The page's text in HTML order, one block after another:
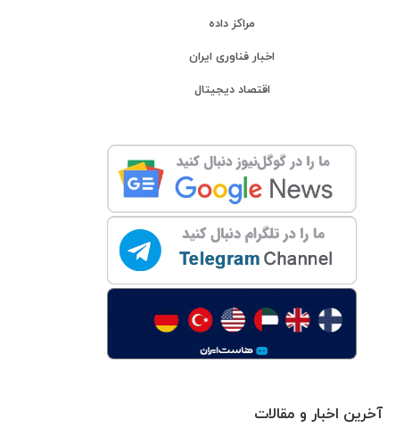
مراکز داده
اخبار فناوری ایران
اقتصاد دیجیتال
آخرین اخبار و مقالات